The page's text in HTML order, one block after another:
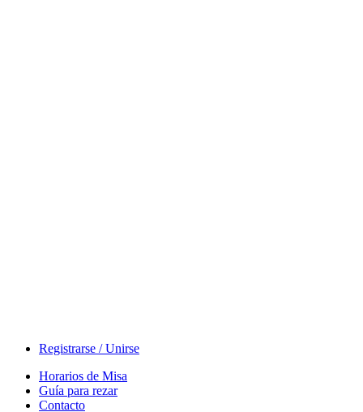
Registrarse / Unirse
Horarios de Misa
Guía para rezar
Contacto